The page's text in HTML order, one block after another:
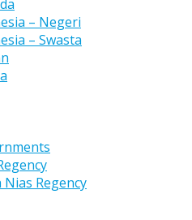
– Negeri
– Swasta
Regency